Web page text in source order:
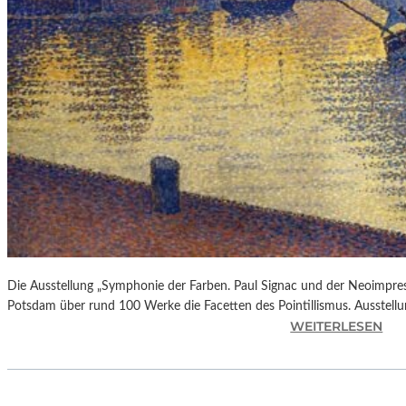
A
U
B
T
“
(
2
0
2
6
)
–
R
Z
N
Die Ausstellung „Symphonie der Farben. Paul Signac und der
Potsdam über rund 100 Werke die Facetten des Pointillismus.
WEITERLESEN
U